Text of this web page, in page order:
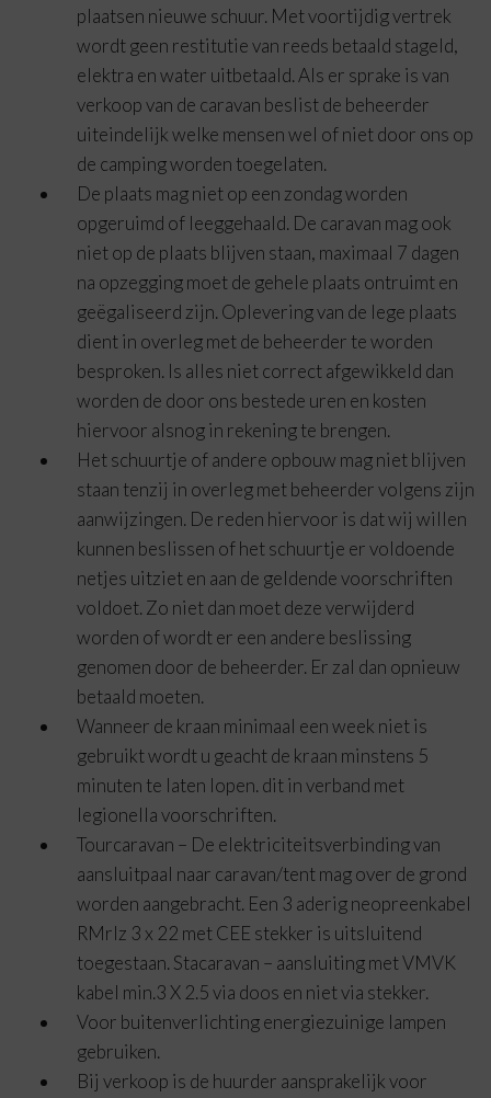
plaatsen nieuwe schuur. Met voortijdig vertrek
wordt geen restitutie van reeds betaald stageld,
elektra en water uitbetaald. Als er sprake is van
verkoop van de caravan beslist de beheerder
uiteindelijk welke mensen wel of niet door ons op
de camping worden toegelaten.
De plaats mag niet op een zondag worden
opgeruimd of leeggehaald. De caravan mag ook
niet op de plaats blijven staan, maximaal 7 dagen
na opzegging moet de gehele plaats ontruimt en
geëgaliseerd zijn. Oplevering van de lege plaats
dient in overleg met de beheerder te worden
besproken. Is alles niet correct afgewikkeld dan
worden de door ons bestede uren en kosten
hiervoor alsnog in rekening te brengen.
Het schuurtje of andere opbouw mag niet blijven
staan tenzij in overleg met beheerder volgens zijn
aanwijzingen. De reden hiervoor is dat wij willen
kunnen beslissen of het schuurtje er voldoende
netjes uitziet en aan de geldende voorschriften
voldoet. Zo niet dan moet deze verwijderd
worden of wordt er een andere beslissing
genomen door de beheerder. Er zal dan opnieuw
betaald moeten.
Wanneer de kraan minimaal een week niet is
gebruikt wordt u geacht de kraan minstens 5
minuten te laten lopen. dit in verband met
legionella voorschriften.
Tourcaravan – De elektriciteitsverbinding van
aansluitpaal naar caravan/tent mag over de grond
worden aangebracht. Een 3 aderig neopreenkabel
RMrlz 3 x 22 met CEE stekker is uitsluitend
toegestaan. Stacaravan – aansluiting met VMVK
kabel min.3 X 2.5 via doos en niet via stekker.
Voor buitenverlichting energiezuinige lampen
gebruiken.
Bij verkoop is de huurder aansprakelijk voor